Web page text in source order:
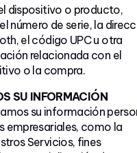
dispositivo o producto,
número de serie, la
el código UPC u otra
relacionada con el
o la compra.
SU INFORMACIÓN
su información
empresariales, como la
Servicios, fines